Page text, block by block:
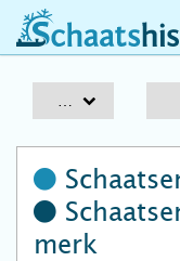
merk